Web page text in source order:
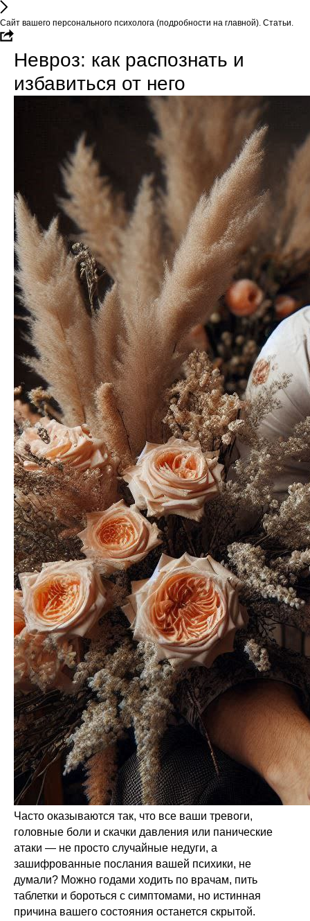
Сайт вашего персонального психолога (подробности на главной). Статьи.
Невроз: как распознать и
избавиться от него
Часто оказываются так, что все ваши тревоги,
головные боли и скачки давления или панические
атаки — не просто случайные недуги, а
зашифрованные послания вашей психики, не
думали? Можно годами ходить по врачам, пить
таблетки и бороться с симптомами, но истинная
причина вашего состояния останется скрытой.